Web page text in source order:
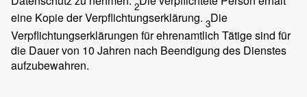
2
eine Kopie der Verpflichtungserklärung. 3Die
Verpflichtungserklärungen für ehrenamtlich Tätige sind für
die Dauer von 10 Jahren nach Beendigung des Dienstes
aufzubewahren.